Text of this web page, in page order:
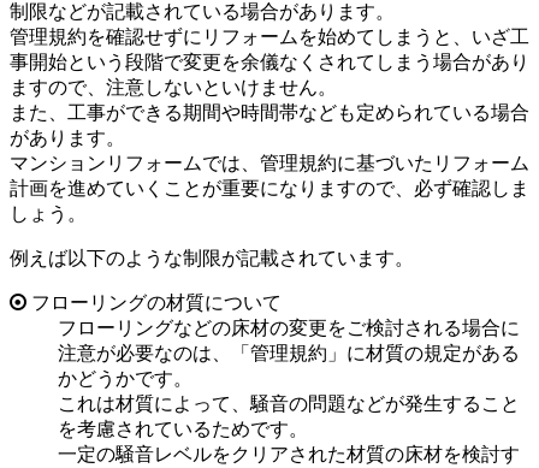
制限などが記載されている場合があります。
管理規約を確認せずにリフォームを始めてしまうと、いざ工
事開始という段階で変更を余儀なくされてしまう場合があり
ますので、注意しないといけません。
また、工事ができる期間や時間帯なども定められている場合
があります。
マンションリフォームでは、管理規約に基づいたリフォーム
計画を進めていくことが重要になりますので、必ず確認しま
しょう。
例えば以下のような制限が記載されています。
フローリングの材質について
フローリングなどの床材の変更をご検討される場合に
注意が必要なのは、「管理規約」に材質の規定がある
かどうかです。
これは材質によって、騒音の問題などが発生すること
を考慮されているためです。
一定の騒音レベルをクリアされた材質の床材を検討す